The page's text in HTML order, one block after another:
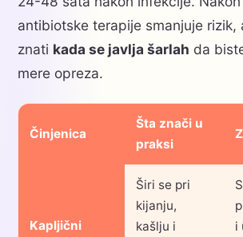
antibiotske terapije smanjuje rizik,
znati kada se javlja šarlah da
mere opreza.
Činjenica
Šta znači u
praksi
Kapljični
Širi se pri
kijanju,
kašlju i
i